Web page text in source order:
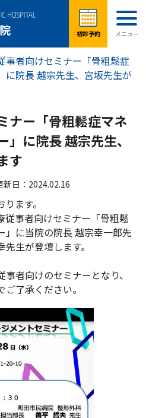
事者向けセミナー「骨粗鬆症
に院長 越宗先生、宮坂先生が
ナー「骨粗鬆症マネ
に院長 越宗先生、
す
新日：2024.02.16
ます。
従事者向けセミナー「骨粗鬆
」に当院の院長 越宗幸一郎先
生が登壇します。
者向けのセミナーとなり、
了承ください。